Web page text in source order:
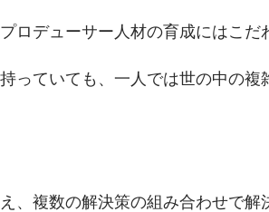
ロデューサー人材の育成にはこだ
っていても、一人では世の中の複
、複数の解決策の組み合わせで解